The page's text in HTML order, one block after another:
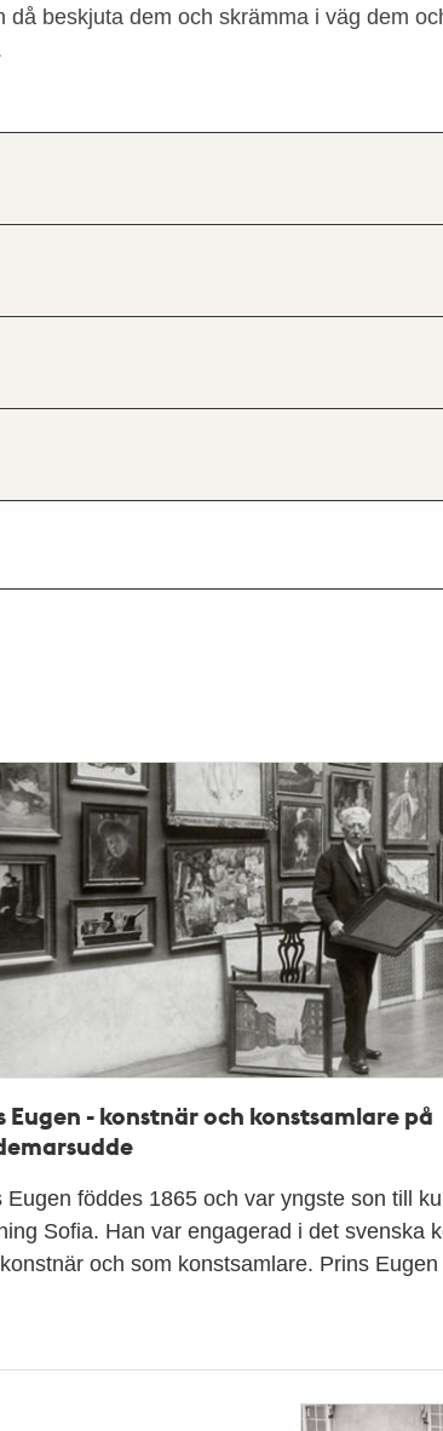
då beskjuta dem och skrämma i väg dem
Eugen - konstnär och konstsamlare på
Eugen föddes 1865 och var yngste son till
Sofia. Han var engagerad i det svenska
och som konstsamlare. Prins